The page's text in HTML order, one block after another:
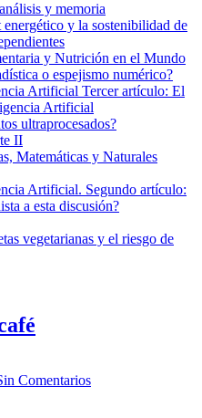
y memoria
y la sostenibilidad de
y Nutrición en el Mundo
o espejismo numérico?
Artificial Tercer artículo: El
Artificial
ultraprocesados?
II
Matemáticas y Naturales
Artificial. Segundo artículo:
a esta discusión?
vegetarianas y el riesgo de
Comentarios